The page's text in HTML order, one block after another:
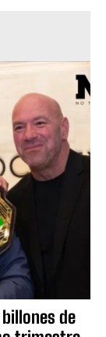
billones de